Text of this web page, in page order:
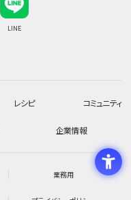
LINE
レシピ コミュニティ
企業情報
業務用